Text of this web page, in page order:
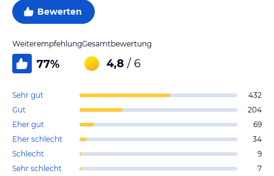
Bewerten
Weiterempfehlung
77%
Gesamtbewertung
4,8 / 6
Sehr gut
432
Gut
204
Eher gut
69
Eher schlecht
34
Schlecht
9
Sehr schlecht
7